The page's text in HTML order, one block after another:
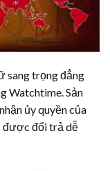
sang trọng đẳng
Watchtime. Sản
ủy quyền của
được đổi trả dễ